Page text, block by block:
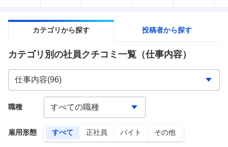
カテゴリから探す 投稿者から探す
カテゴリ別の社員クチコミ一覧 （仕事内容）
雇用形態 すべて 正社員 バイト その他
職種